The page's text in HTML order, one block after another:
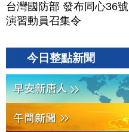
台灣國防部 發布同心36號
演習動員召集令
今日整點新聞